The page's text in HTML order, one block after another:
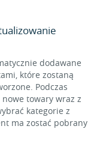
dodawane
które zostaną
Podczas
towary wraz z
kategorie z
ma zostać pobrany